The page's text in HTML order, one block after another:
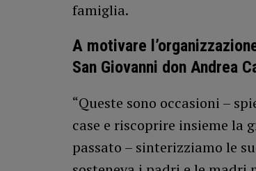
famiglia.
A motivare
San Giovanni don Andrea
“Queste sono occasioni –
case e riscoprire insieme la
passato – sinterizziamo le